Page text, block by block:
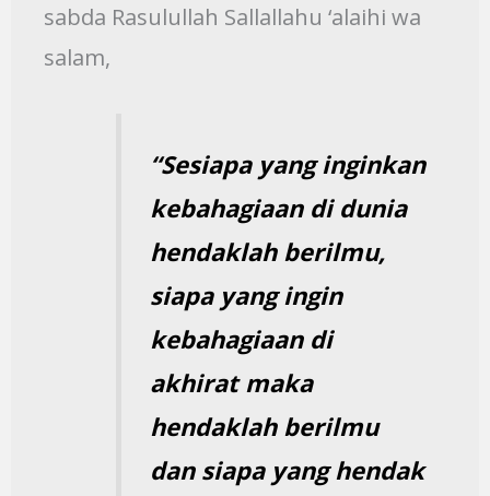
sabda Rasulullah Sallallahu ‘alaihi wa
salam,
“Sesiapa yang inginkan
kebahagiaan di dunia
hendaklah berilmu,
siapa yang ingin
kebahagiaan di
akhirat maka
hendaklah berilmu
dan siapa yang hendak